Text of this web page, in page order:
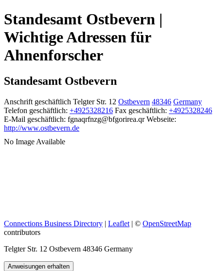
Standesamt Ostbevern |
Wichtige Adressen für
Ahnenforscher
Standesamt Ostbevern
Anschrift geschäftlich Telgter Str. 12 Ostbevern 48346 Germany
Telefon geschäftlich: +4925328216 Fax geschäftlich: +4925328246
E-Mail geschäftlich: fgnaqrfnzg@bfgorirea.qr Webseite:
http://www.ostbevern.de
No Image Available
Connections Business Directory | Leaflet | © OpenStreetMap
contributors
Telgter Str. 12 Ostbevern 48346 Germany
Anweisungen erhalten